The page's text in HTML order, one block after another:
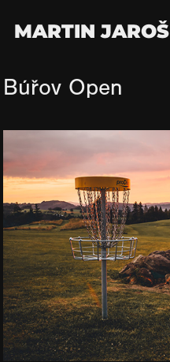
MARTIN JAROŠ
Búřov Open